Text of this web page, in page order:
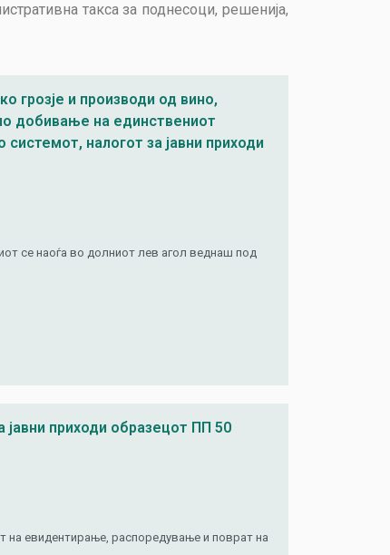
такса за поднесоци, решенија,
грозје и производи од вино,
добивање на единствениот
налогот за јавни приходи
се наоѓа во долниот лев агол веднаш под
приходи образецот ПП 50
на евидентирање, распоредување и поврат на